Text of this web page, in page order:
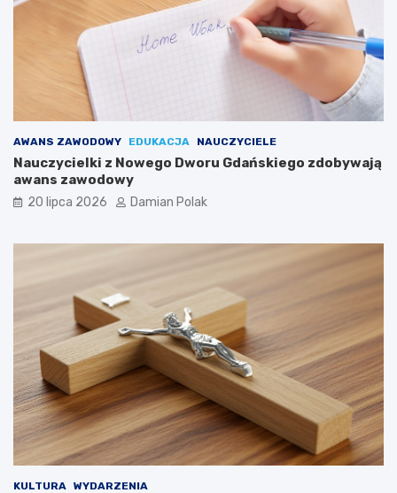
AWANS ZAWODOWY EDUKACJA NAUCZYCIELE
Nauczycielki z Nowego Dworu Gdańskiego zdobywają
awans zawodowy
20 lipca 2026 Damian Polak
KULTURA WYDARZENIA